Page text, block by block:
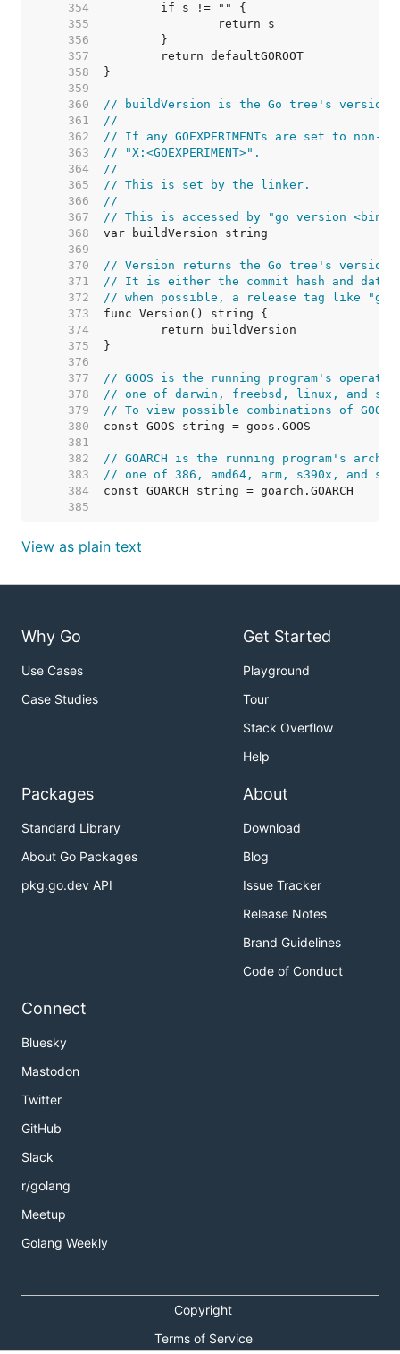
   354
   355
   356
   357
   358
   359
   360
// buildVersion is the Go tree's
   361
//
   362
// If any GOEXPERIMENTs are set to
   363
// "X:<GOEXPERIMENT>".
   364
//
   365
// This is set by the linker.
   366
//
   367
// This is accessed by "go version
   368
   369
   370
// Version returns the Go tree's version
   371
// It is either the commit hash and
   372
// when possible, a release tag like
   373
   374
   375
   376
   377
// GOOS is the running program's
   378
// one of darwin, freebsd, linux, and so
   379
// To view possible combinations of
   380
   381
   382
// GOARCH is the running program's
   383
// one of 386, amd64, arm, s390x, and so
   384
   385
View as plain text
Why Go
Use Cases
Case Studies
Get Started
Playground
Tour
Stack Overflow
Help
Packages
Standard Library
About Go Packages
pkg.go.dev API
About
Download
Blog
Issue Tracker
Release Notes
Brand Guidelines
Code of Conduct
Connect
Bluesky
Mastodon
Twitter
GitHub
Slack
r/golang
Meetup
Golang Weekly
Copyright
Terms of Service